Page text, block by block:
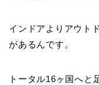
インドアよりアウト
があるんです。
トータル16ヶ国へと